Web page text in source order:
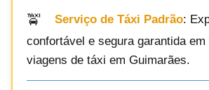
Serviço de Táxi Padrão:
confortável e segura garantida em
viagens de táxi em Guimarães.